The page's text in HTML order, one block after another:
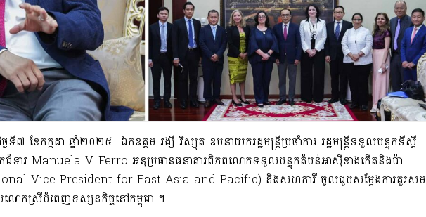
ទី៧ ខែកក្កដា ឆ្នាំ២០២៥ ឯកឧត្តម វង្សី វិស្សុត ឧបនាយករដ្ឋមន្ត្រីប្រចាំការ រដ្ឋមន្ត្រីទទួលបន្ទុកទីស្តី
កជំទាវ Manuela V. Ferro អនុប្រធានធនាគារពិភពលោកទទួលបន្ទុកតំបន់អាស៊ីខាងកើតនិងប៉ា
Vice President for East Asia and Pacific) និងសហការី ចូលជួបសម្តែងការគួរសម
លោកស្រីបំពេញទស្សនកិច្ច​នៅកម្ពុជា ។